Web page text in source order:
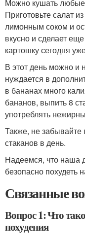
Можно кушать
Приготовьте салат
лимонным соком и
вкусно и сделает
картошку сегодня
В этот день можно и
нуждается в
в бананах много
бананов, выпить 8
употреблять
Также, не
стаканов в день.
Надеемся, что наша
безопасно похудеть
Связанные
Вопрос 1: Что
похудения